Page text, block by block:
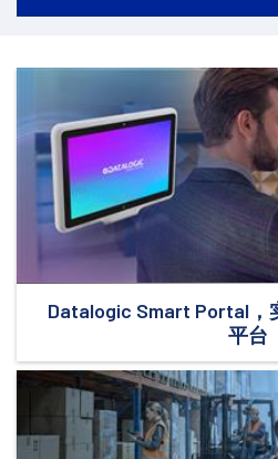
Datalogic Smart Portal，
平台